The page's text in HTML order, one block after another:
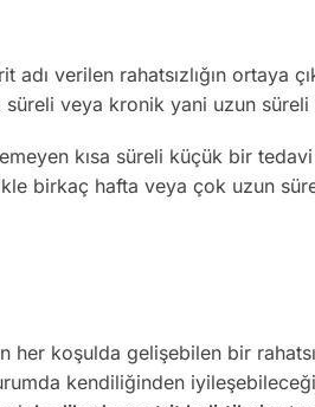
verilen rahatsızlığın ortaya
süreli veya kronik yani uzun
kısa süreli küçük bir
birkaç hafta veya çok uzun
koşulda gelişebilen bir
kendiliğinden